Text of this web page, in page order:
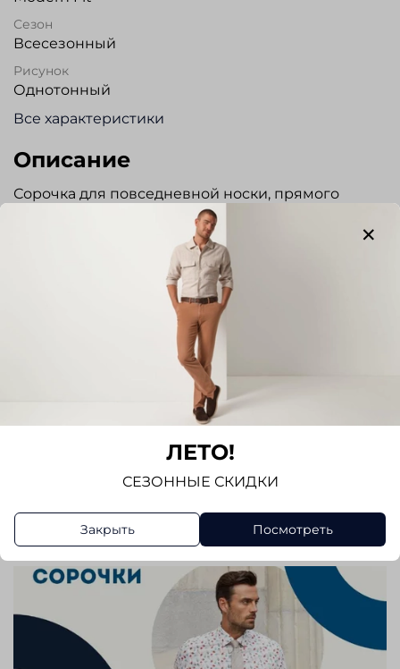
Сезон
Всесезонный
Рисунок
Однотонный
Все характеристики
Описание
Сорочка для повседневной носки, прямого
силуэта из высококачественного хлопка с
обработкой NON-IRON (ткань не требует
глажения). На спинке два защипа. Есть
нагрудный карман. На рукаве вышит
фирменный логотип «черная роза».
Регулируемый манжет. Прекрасно сочетается с
классическим костюмом.
Отзывов еще никто не оставлял
Написать отзыв
ЛЕТО!
СЕЗОННЫЕ СКИДКИ
Закрыть Посмотреть